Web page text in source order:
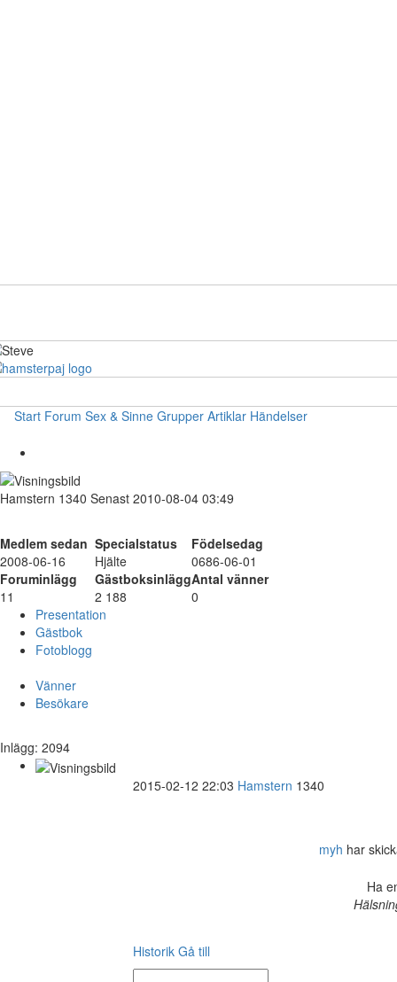
Start Forum Sex & Sinne Grupper Artiklar Händelser
Hamstern 1340 Senast 2010-08-04 03:49
Medlem sedan Specialstatus
Födelsedag
2008-06-16
Hjälte
0686-06-01
Foruminlägg
GästboksinläggAntal vänner
11
2 188
0
Presentation
Gästbok
Fotoblogg
Vänner
Besökare
Inlägg: 2094
2015-02-12 22:03 Hamstern 1340
myh har
Ha
Historik Gå till